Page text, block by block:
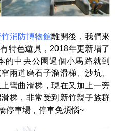
竹消防博物館離開後，我們來
特色遊具，2018年更新增了
的中央公園過個小馬路就到
兩道磨石子溜滑梯、沙坑、
彎曲滑梯，現在又加上一旁
梯，非常受到新竹親子族群
停車場，停車免煩惱~